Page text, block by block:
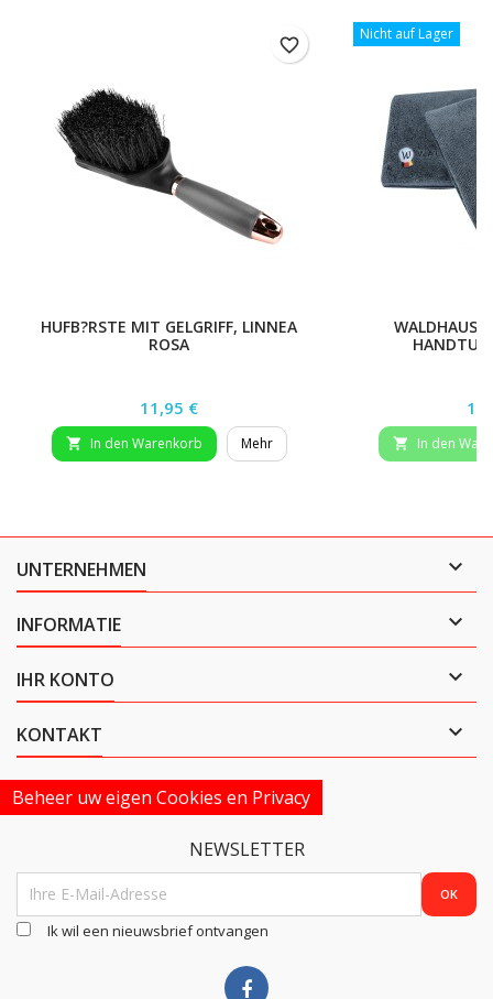
HUFB?RSTE MIT GELGRIFF, LINNEA
ROSA
Preis
11,95 €
 In den Warenkorb Mehr
favorite_border
Nicht auf Lager
 In den
UNTERNEHMEN 
INFORMATIE 
IHR KONTO 
KONTAKT 
Beheer uw eigen Cookies en Privacy
NEWSLETTER
Ik wil een nieuwsbrief ontvangen